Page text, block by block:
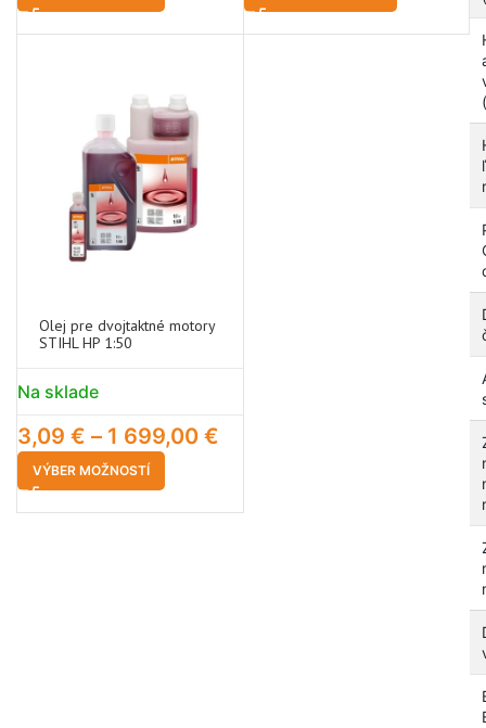
Olej pre dvojtaktné motory
STIHL HP 1:50
Na sklade
3,09 € – 1 699,00 €
VÝBER MOŽNOSTÍ